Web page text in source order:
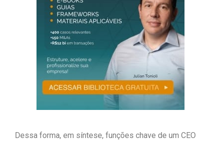
Dessa forma, em síntese, funções chave de um CEO